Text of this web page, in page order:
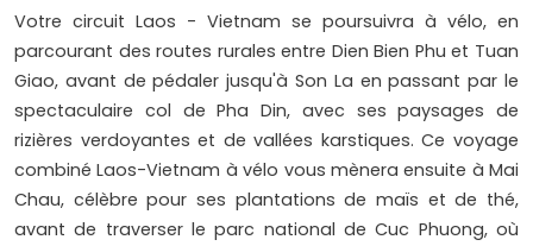
Votre circuit Laos - Vietnam se poursuivra à vélo, en
parcourant des routes rurales entre Dien Bien Phu et Tuan
Giao, avant de pédaler jusqu'à Son La en passant par le
spectaculaire col de Pha Din, avec ses paysages de
rizières verdoyantes et de vallées karstiques. Ce voyage
combiné Laos-Vietnam à vélo vous mènera ensuite à Mai
Chau, célèbre pour ses plantations de maïs et de thé,
avant de traverser le parc national de Cuc Phuong, où